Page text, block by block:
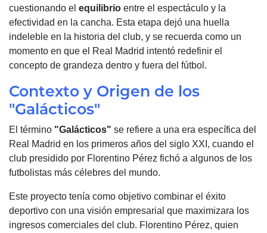
cuestionando el equilibrio entre el espectáculo y la
efectividad en la cancha. Esta etapa dejó una huella
indeleble en la historia del club, y se recuerda como un
momento en que el Real Madrid intentó redefinir el
concepto de grandeza dentro y fuera del fútbol.
Contexto y Origen de los
"Galácticos"
El término "Galácticos" se refiere a una era específica del
Real Madrid en los primeros años del siglo XXI, cuando el
club presidido por Florentino Pérez fichó a algunos de los
futbolistas más célebres del mundo.
Este proyecto tenía como objetivo combinar el éxito
deportivo con una visión empresarial que maximizara los
ingresos comerciales del club. Florentino Pérez, quien